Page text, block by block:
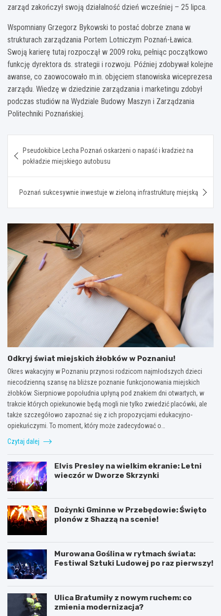
zarząd zakończył swoją działalność dzień wcześniej – 25 lipca.
Wspomniany Grzegorz Bykowski to postać dobrze znana w
strukturach zarządzania Portem Lotniczym Poznań-Ławica.
Swoją karierę tutaj rozpoczął w 2009 roku, pełniąc początkowo
funkcję dyrektora ds. strategii i rozwoju. Później zdobywał kolejne
awanse, co zaowocowało m.in. objęciem stanowiska wiceprezesa
zarządu. Wiedzę w dziedzinie zarządzania i marketingu zdobył
podczas studiów na Wydziale Budowy Maszyn i Zarządzania
Politechniki Poznańskiej.
wpisu
Pseudokibice Lecha Poznań oskarżeni o napaść i kradzież na
pokładzie miejskiego autobusu
Poznań sukcesywnie inwestuje w zieloną infrastrukturę miejską
Odkryj świat miejskich żłobków w Poznaniu!
Okres wakacyjny w Poznaniu przynosi rodzicom najmłodszych dzieci
niecodzienną szansę na bliższe poznanie funkcjonowania miejskich
żłobków. Sierpniowe popołudnia upłyną pod znakiem dni otwartych, w
trakcie których opiekunowie będą mogli nie tylko zwiedzić placówki, ale
także szczegółowo zapoznać się z ich propozycjami edukacyjno-
opiekuńczymi. To moment, który może zadecydować o…
Czytaj dalej
Elvis Presley na wielkim ekranie: Letni
wieczór w Dworze Skrzynki
Dożynki Gminne w Przebędowie: Święto
plonów z Shazzą na scenie!
Murowana Goślina w rytmach świata:
Festiwal Sztuki Ludowej po raz pierwszy!
Ulica Bratumiły z nowym ruchem: co
zmienia modernizacja?